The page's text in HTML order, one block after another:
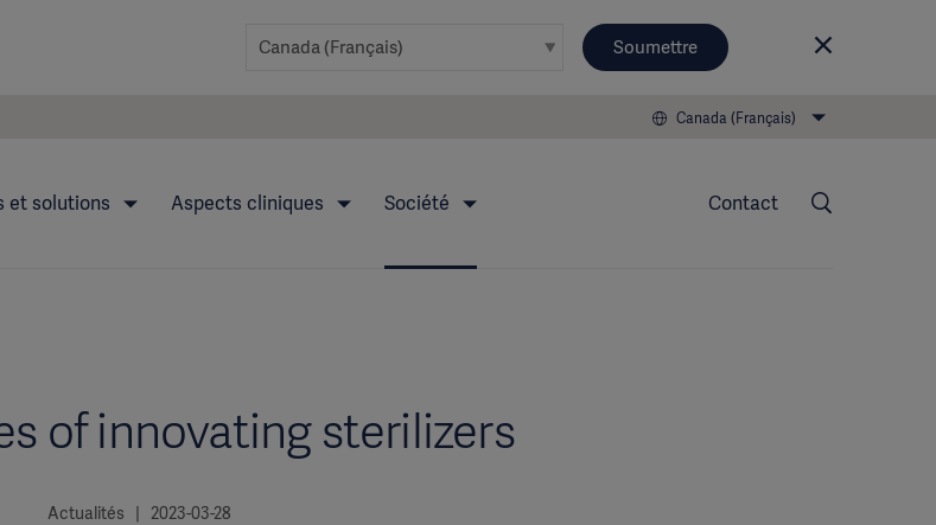
Soumettre
Canada (Français)
et solutions Aspects cliniques Société Contact
of innovating sterilizers
Actualités | 2023-03-28